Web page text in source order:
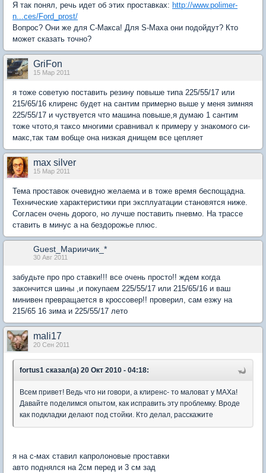
Я так понял, речь идет об этих проставках: http://www.polimer-
n...ces/Ford_prost/
Вопрос? Они же для C-Макса! Для S-Maxа они подойдут? Кто
может сказать точно?
GriFon
15 Мар 2011
я тоже советую поставить резину повыше типа 225/55/17 или
215/65/16 клиренс будет на сантим примерно выше у меня зимняя
225/55/17 и чуствуется что машина повыше,я думаю 1 сантим
тоже чтото,я таксо многими сравнивал к примеру у знакомого си-
макс,так там вобще она низкая днищем все цепляет
max silver
15 Мар 2011
Тема проставок очевидно желаема и в тоже время беспощадна.
Технические характеристики при эксплуатации становятся ниже.
Согласен очень дорого, но лучше поставить пневмо. На трассе
ставить в минус а на бездорожье плюс.
Guest_Мариичик_*
30 Авг 2011
забудьте про про ставки!!! все очень просто!! ждем когда
закончится шины ,и покупаем 225/55/17 или 215/65/16 и ваш
минивен превращается в кроссовер!! проверил, сам езжу на
215/65 16 зима и 225/55/17 лето
mali17
20 Сен 2011
fortus1 сказал(а) 20 Окт 2010 - 04:18:
Всем привет! Ведь что ни говори, а клиренс- то маловат у MAXa!
Давайте поделимся опытом, как исправить эту проблемку. Вроде
как подкладки делают под стойки. Кто делал, расскажите
я на с-мах ставил капролоновые проставки
авто поднялся на 2см перед и 3 см зад